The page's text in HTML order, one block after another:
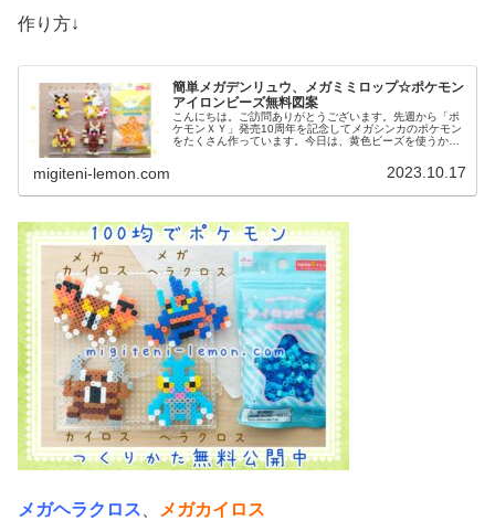
作り方↓
簡単メガデンリュウ、メガミミロップ☆ポケモン
アイロンビーズ無料図案
こんにちは。ご訪問ありがとうございます。先週から「ポ
ケモンＸＹ」発売10周年を記念してメガシンカのポケモン
をたくさん作っています。今日は、黄色ビーズを使うかわ
migiteni-lemon.com 2023.10.17
メガヘラクロス メガカイロス